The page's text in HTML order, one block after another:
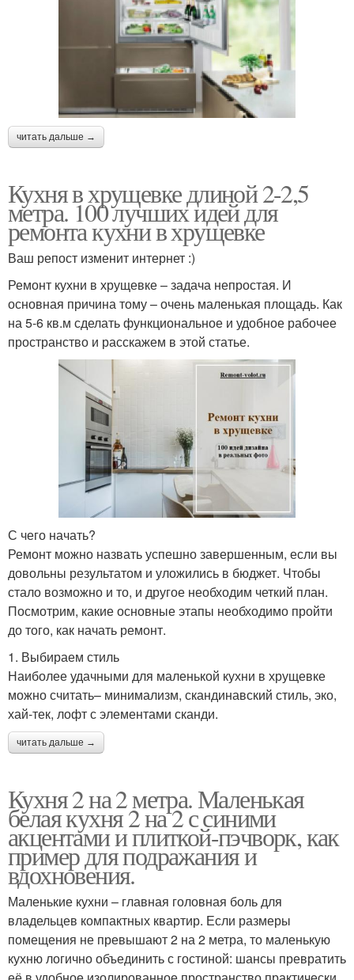
читать дальше →
Кухня в хрущевке длиной 2-2,5
метра. 100 лучших идей для
ремонта кухни в хрущевке
Ваш репост изменит интернет :)
Ремонт кухни в хрущевке – задача непростая. И
основная причина тому – очень маленькая площадь. Как
на 5-6 кв.м сделать функциональное и удобное рабочее
пространство и расскажем в этой статье.
С чего начать?
Ремонт можно назвать успешно завершенным, если вы
довольны результатом и уложились в бюджет. Чтобы
стало возможно и то, и другое необходим четкий план.
Посмотрим, какие основные этапы необходимо пройти
до того, как начать ремонт.
1. Выбираем стиль
Наиболее удачными для маленькой кухни в хрущевке
можно считать– минимализм, скандинавский стиль, эко,
хай-тек, лофт с элементами сканди.
читать дальше →
Кухня 2 на 2 метра. Маленькая
белая кухня 2 на 2 с синими
акцентами и плиткой-пэчворк, как
пример для подражания и
вдохновения.
Маленькие кухни – главная головная боль для
владельцев компактных квартир. Если размеры
помещения не превышают 2 на 2 метра, то маленькую
кухню логично объединить с гостиной: шансы превратить